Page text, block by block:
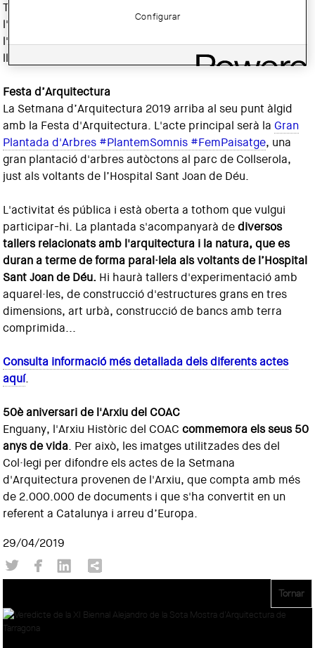
També hi haurà tallers, sessions de realitat virtual,
l'activitat familiar
‘Un arbre-un lloc-una ciutat’
l'exposició‘Lina Bo Bardi a Bahia’,presentació de tres
llibres d'arquitectura, conferències....
Festa d’Arquitectura
La Setmana d’Arquitectura 2019 arriba al seu punt àlgid
amb la Festa d'Arquitectura. L'acte principal serà la Gran
Plantada d'Arbres #PlantemSomnis #FemPaisatge, una
gran plantació d'arbres autòctons al parc de Collserola,
just als voltants de l’Hospital Sant Joan de Déu.
L'activitat és pública i està oberta a tothom que vulgui
participar-hi. La plantada s'acompanyarà dediversos
tallers relacionats amb l'arquitectura i la natura, que es
duran a terme de forma paral·lela als voltants de l’Hospital
Sant Joan de Déu. Hi haurà tallers d'experimentació amb
aquarel·les, de construcció d'estructures grans en tres
dimensions, art urbà, construcció de bancs amb terra
comprimida...
Consulta informació més detallada dels diferents actes
aquí.
50è aniversari de l'Arxiu del COAC
Enguany, l'Arxiu Històric del COAC commemora els seus 50
anys de vida. Per això, les imatges utilitzades des del
Col·legi per difondre els actes de la Setmana
d'Arquitectura provenen de l'Arxiu, que compta amb més
de 2.000.000 de documents i que s'ha convertit en un
referent a Catalunya i arreu d’Europa.
29/04/2019
Tornar
Configurar